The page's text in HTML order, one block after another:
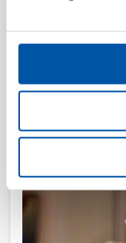
Afspraken